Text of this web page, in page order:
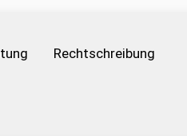
Rechtschreibung